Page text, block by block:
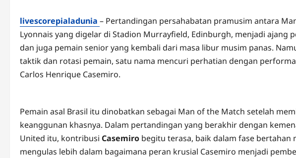
livescorepialadunia – Pertandingan persahabatan pramusim antara
Lyonnais yang digelar di Stadion Murrayfield, Edinburgh, menjadi ajang
dan juga pemain senior yang kembali dari masa libur musim panas.
taktik dan rotasi pemain, satu nama mencuri perhatian dengan
Carlos Henrique Casemiro.
Pemain asal Brasil itu dinobatkan sebagai Man of the Match setelah
keanggunan khasnya. Dalam pertandingan yang berakhir dengan
United itu, kontribusi Casemiro begitu terasa, baik dalam fase
mengulas lebih dalam bagaimana peran krusial Casemiro menjadi